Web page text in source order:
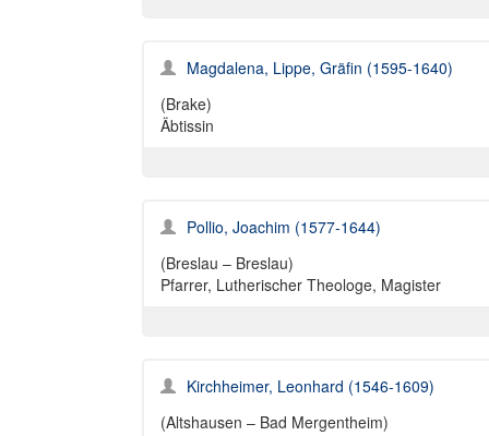
Magdalena, Lippe, Gräfin (1595-1640)
(Brake)
Äbtissin
Pollio, Joachim (1577-1644)
(Breslau – Breslau)
Pfarrer, Lutherischer Theologe, Magister
Kirchheimer, Leonhard (1546-1609)
(Altshausen – Bad Mergentheim)